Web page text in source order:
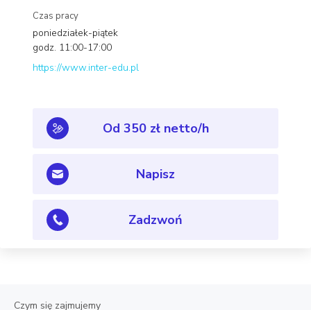
Czas pracy
poniedziałek-piątek
godz. 11:00-17:00
https://www.inter-edu.pl
Od 350 zł netto/h
Napisz
Zadzwoń
Czym się zajmujemy